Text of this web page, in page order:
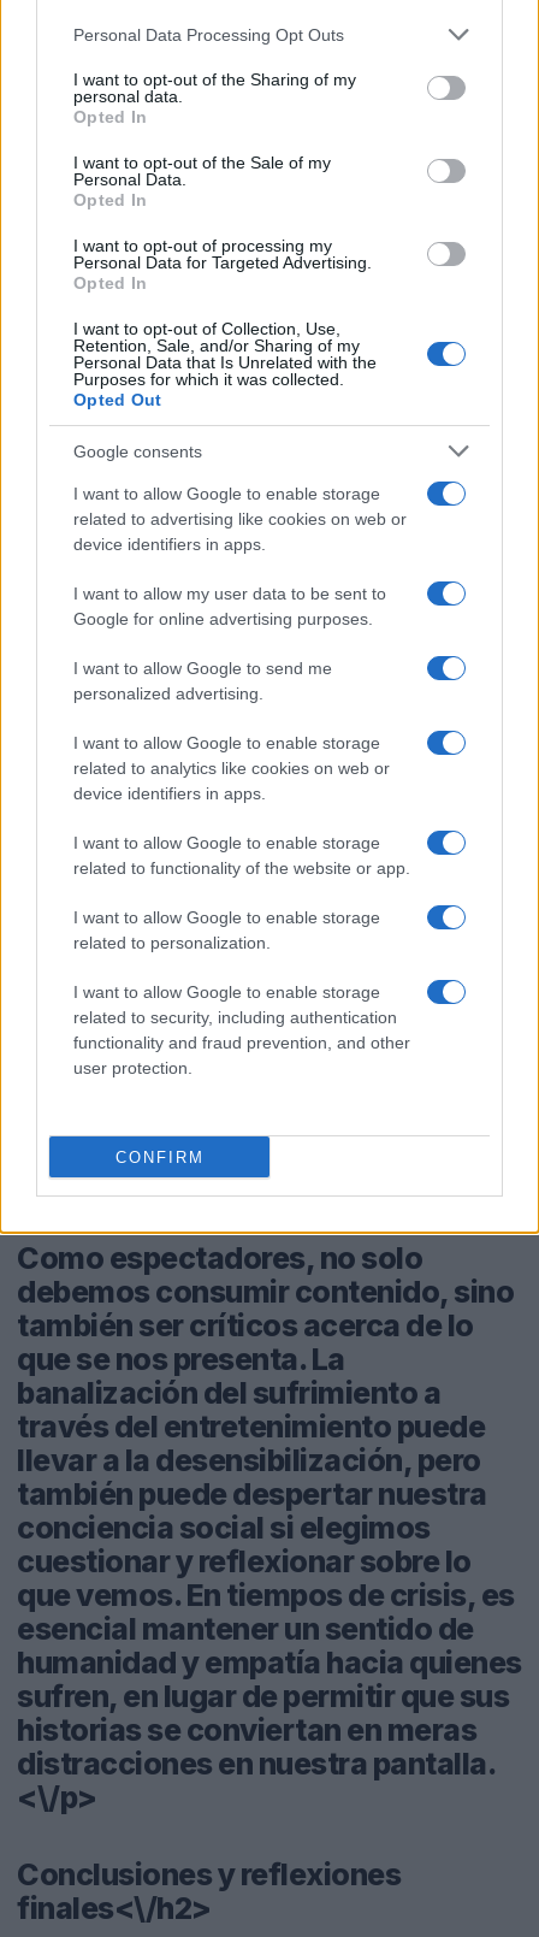
Please note that this website/app uses one or more Google
not limited to your visit or usage behaviour. You may click to
grant or deny consent to Google and its third-party tags to
use your data for below specified purposes in below Google
consent section.
Personal Data Processing Opt Outs
I want to opt-out of the Sharing of my
personal data.
Opted In
I want to opt-out of the Sale of my
Personal Data.
Opted In
I want to opt-out of processing my
Personal Data for Targeted Advertising.
Opted In
I want to opt-out of Collection, Use,
Retention, Sale, and/or Sharing of my
Personal Data that Is Unrelated with the
Purposes for which it was collected.
Opted Out
Google consents
I want to allow Google to enable storage
related to advertising like cookies on web or
device identifiers in apps.
I want to allow my user data to be sent to
Google for online advertising purposes.
I want to allow Google to send me
personalized advertising.
I want to allow Google to enable storage
related to analytics like cookies on web or
device identifiers in apps.
I want to allow Google to enable storage
related to functionality of the website or app.
I want to allow Google to enable storage
related to personalization.
I want to allow Google to enable storage
related to security, including authentication
functionality and fraud prevention, and other
user protection.
CONFIRM
responsabilidad como
espectadores y ciudadanos
globales. ¿Estamos dispuestos a
mirar hacia otro lado?<\/p>
entretenimiento<\/h2>
La intersección entre el
entretenimiento y la realidad nos
lleva a cuestionar la ética detrás de
los reality shows. La manera en que
estos programas a menudo se
alimentan del sufrimiento humano
para atraer audiencias genera
inquietud. ¿Hasta dónde estamos
dispuestos a llegar por
resuena aún más en el contexto
global actual, donde las crisis
humanitarias son una constante.
Como espectadores, no solo
debemos consumir contenido, sino
también ser críticos acerca de lo
que se nos presenta. La
banalización del sufrimiento a
través del entretenimiento puede
llevar a la desensibilización, pero
también puede despertar nuestra
conciencia social si elegimos
cuestionar y reflexionar sobre lo
que vemos. En tiempos de crisis, es
esencial mantener un sentido de
humanidad y empatía hacia quienes
sufren, en lugar de permitir que sus
historias se conviertan en meras
distracciones en nuestra pantalla.
<\/p>
Conclusiones y reflexiones
finales<\/h2>